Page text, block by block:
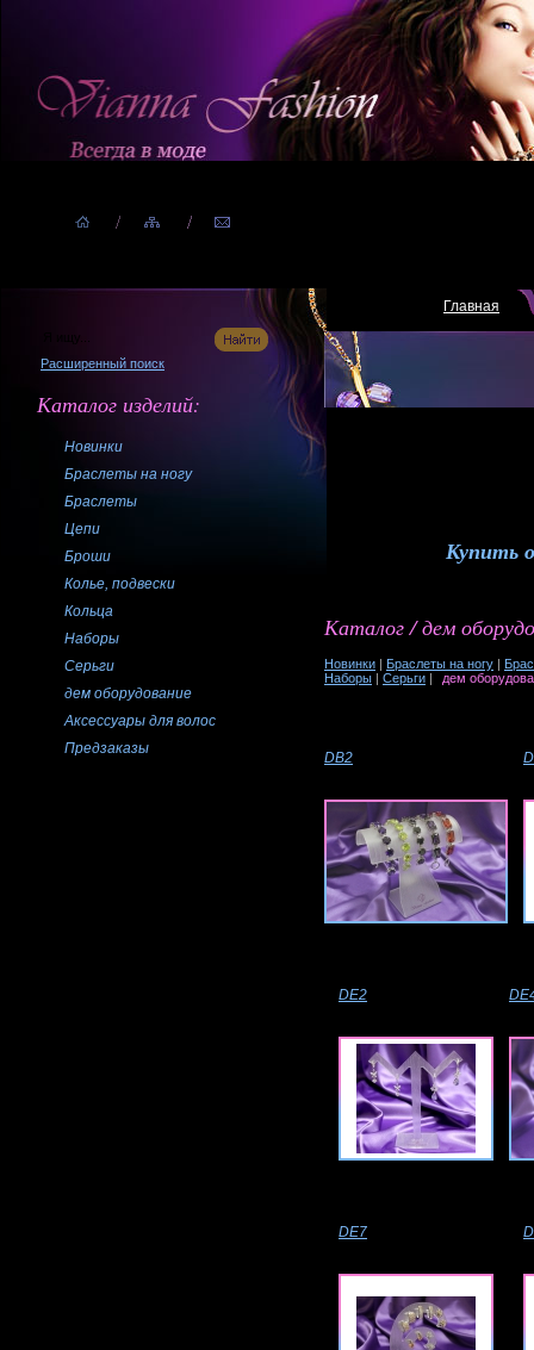
Расширенный поиск
Каталог изделий:
Новинки
Браслеты на ногу
Браслеты
Цепи
Броши
Колье, подвески
Кольца
Наборы
Серьги
дем оборудование
Аксессуары для волос
Предзаказы
Главная
Купить
Каталог / дем
Новинки | Браслеты на ногу |
Наборы | Серьги | дем
DB2
DE2
DE7